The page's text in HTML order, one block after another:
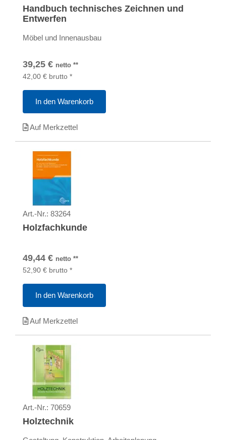
Handbuch technisches Zeichnen und
Entwerfen
Möbel und Innenausbau
39,25 € netto **
42,00 € brutto *
In den Warenkorb
Auf Merkzettel
Art.-Nr.: 83264
Holzfachkunde
49,44 € netto **
52,90 € brutto *
In den Warenkorb
Auf Merkzettel
Art.-Nr.: 70659
Holztechnik